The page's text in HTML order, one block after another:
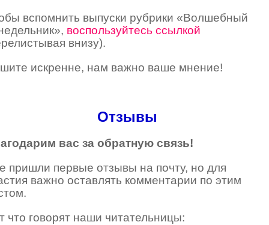
вспомнить выпуски рубрики «Волшебный
воспользуйтесь ссылкой
внизу).
искренне, нам важно ваше мнение!
Отзывы
вас за обратную связь!
пришли первые отзывы на почту, но для
важно оставлять комментарии по этим
что говорят наши читательницы: